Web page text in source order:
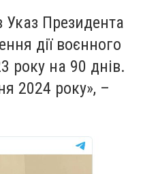
Президента
дії воєнного
року на 90 днів.
2024 року», –